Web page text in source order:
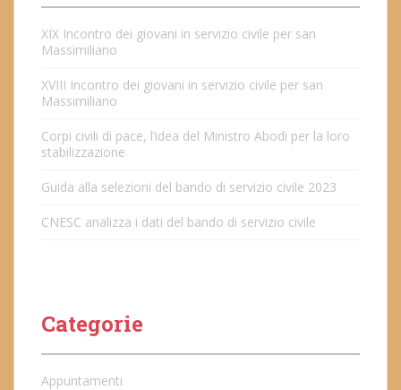
XIX Incontro dei giovani in servizio civile per san
Massimiliano
XVIII Incontro dei giovani in servizio civile per san
Massimiliano
Corpi civili di pace, l’idea del Ministro Abodi per la loro
stabilizzazione
Guida alla selezioni del bando di servizio civile 2023
CNESC analizza i dati del bando di servizio civile
Categorie
Appuntamenti